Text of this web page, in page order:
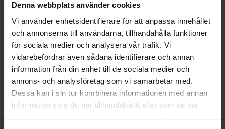
Denna webbplats använder cookies
Vi använder enhetsidentifierare för att anpassa innehållet
och annonserna till användarna, tillhandahålla funktioner
för sociala medier och analysera vår trafik. Vi
vidarebefordrar även sådana identifierare och annan
information från din enhet till de sociala medier och
annons- och analysföretag som vi samarbetar med.
Dessa kan i sin tur kombinera informationen med annan
information som du har tillhandahållit eller som de har
samlat in när du har använt deras tjänster. Samtycke till
Tamponger Super Plus har rundad topp och
lent ytskikt för bekväm användning. Snöre av
bomull som ej suger åt sig vätska. För dig med
riklig mens. Ej klorblekt. Svanenmärkt.
Storpack, 100 st.
Jämförpris 1,19 kr/st
EAN:07312489995535